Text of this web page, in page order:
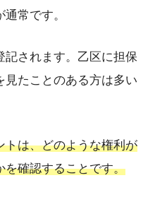
常です。
記されます。乙区に担保
たことのある方は多い
トは、どのような権利が
を確認することです。